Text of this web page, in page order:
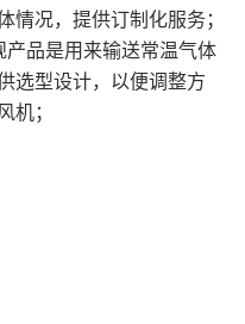
情况，提供订制化服务；
品是用来输送常温气体
选型设计，以便调整方
机；